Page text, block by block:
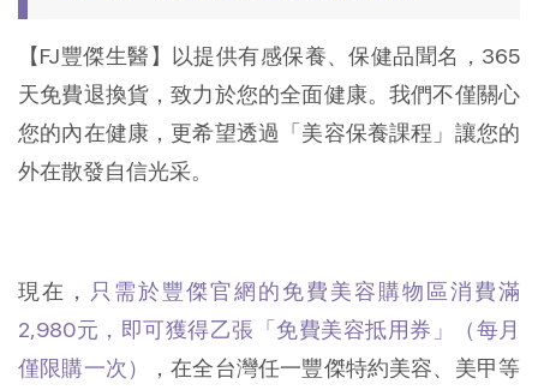
【FJ豐傑生醫】以提供有感保養、保健品聞名，365
天免費退換貨，致力於您的全面健康。我們不僅關心
您的內在健康，更希望透過「美容保養課程」讓您的
外在散發自信光采。
現在，
只需於豐傑官網的免費美容購物區消費滿
2,980元，即可獲得乙張「免費美容抵用券」（每月
僅限購一次）
，在全台灣任一豐傑特約美容、美甲等